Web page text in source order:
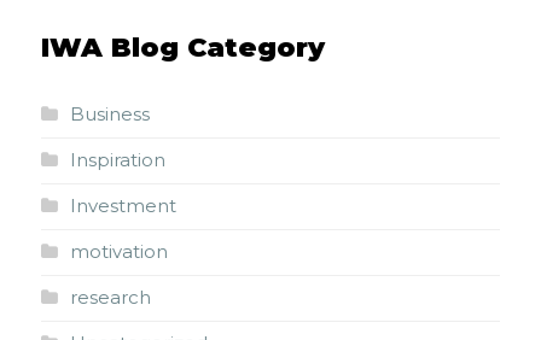
IWA Blog Category
Business
Inspiration
Investment
motivation
research